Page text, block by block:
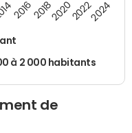
à 2 000 habitants
20162018202020222024
de